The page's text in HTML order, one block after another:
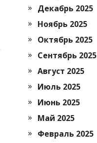
Декабрь 2025
Ноябрь 2025
Октябрь 2025
Сентябрь 2025
Август 2025
Июль 2025
Июнь 2025
Май 2025
Февраль 2025